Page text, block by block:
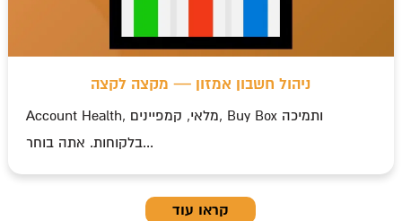
ניהול חשבון אמזון — מקצה לקצה
Account Health, מלאי, קמפיינים, Buy Box ותמיכה
בלקוחות. אתה בוחר...
קראו עוד